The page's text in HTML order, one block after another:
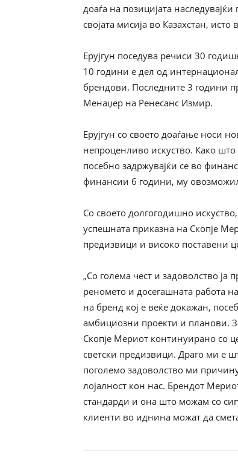
доаѓа на позицијата
својата мисија во Казахстан,
Ерујгун поседува речиси 30
10 години е дел од
брендови. Последните 3 години
Менаџер на Ренесанс Измир.
Ерујгун со своето доаѓање носи
непроценливо искуство. Како
посебно задржувајќи се во
финансии 6 години, му
Со своето долгогодишно
успешната приказна на Скопје
предизвици и високо поставени
„Со голема чест и задоволство
реномето и досегашната работа
на бренд кој е веќе докажан,
амбициозни проекти и планови.
Скопје Мериот континуирано со
светски предизвици. Драго ми е
поголемо задоволство ми
лојалност кон нас. Брендот
стандарди и она што можам со
клиенти во иднина можат да